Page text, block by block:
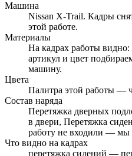
Машина
Nissan X-Trail. Кадры
этой работе.
Материалы
На кадрах работы
артикул и цвет
машину.
Цвета
Палитра этой работы —
Состав наряда
Перетяжка дверных
в двери, Перетяжка
работу не входили — мы
Что видно на кадрах
перетяжка сидений —